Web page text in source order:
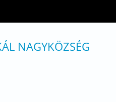
NAGYKÖZSÉG